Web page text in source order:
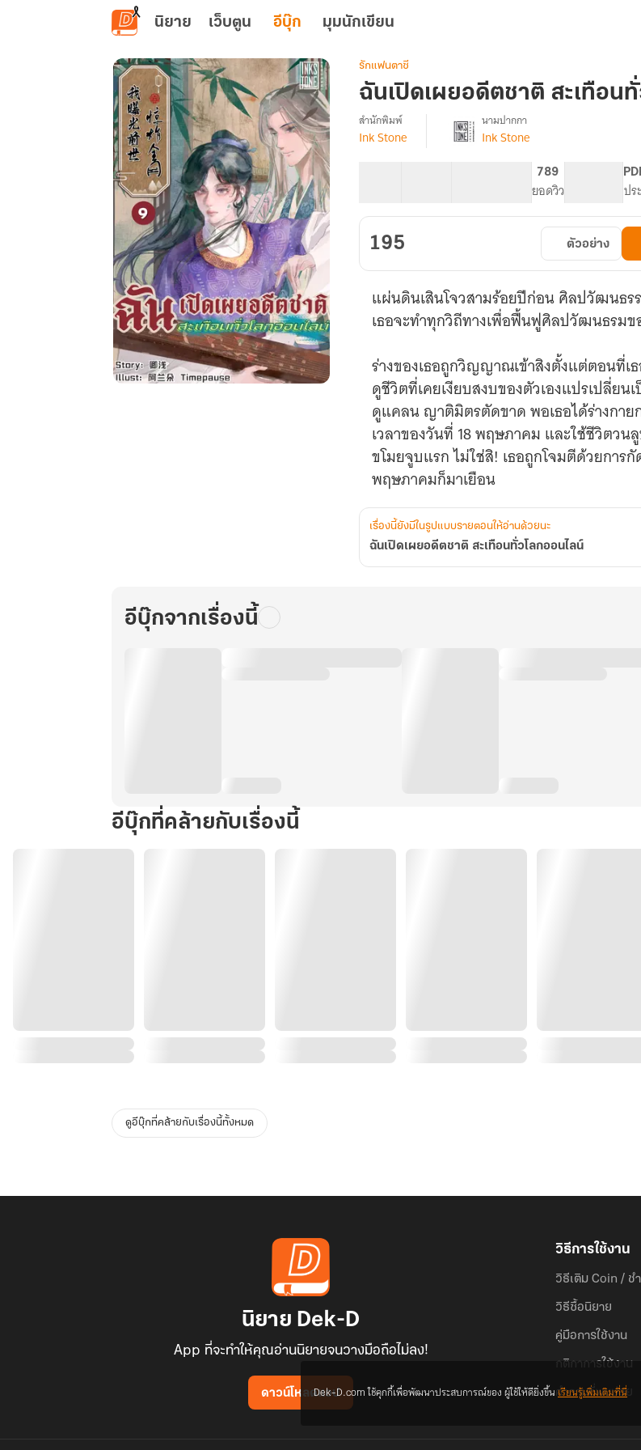
ข้ามไปยังเนื้อหาหลัก
นิยาย เว็บตูน อีบุ๊ก มุมนักเขียน
รักแฟนตาซี
ฉันเปิดเผยอดีตชาติ สะเทือน
เรื่อง
ชาติ
สะเทือน
ทั่ว
โลก
สำนักพิมพ์
Ink Stone
นามปากกา
Ink Stone
789
ยอดวิว ปร
195 ตัวอย่าง
แผ่นดินเสินโจวสามร้อยปีก่อน ศิลปวัฒนธ
เธอจะทำทุกวิถีทางเพื่อฟื้นฟูศิลปวัฒนธรมข
ร่างของเธอถูกวิญญาณเข้าสิงตั้งแต่ตอนที่เ
ดูชีวิตที่เคยเงียบสงบของตัวเองแปรเปลี่ย
ดูแคลน ญาติมิตรตัดขาด พอเธอได้ร่างกาย
เวลาของวันที่ 18 พฤษภาคม และใช้ชีวิตว
ขโมยจูบแรก ไม่ใช่สิ! เธอถูกโจมตีด้วยการ
พฤษภาคมก็มาเยือน
เรื่องนี้ยังมีในรูปแบบรายตอนให้อ่านด้วยนะ
ฉันเปิดเผยอดีตชาติ สะเทือนทั่วโลกออนไลน์
อีบุ๊กจากเรื่องนี้
อีบุ๊กที่คล้ายกับเรื่องนี้
ดูอีบุ๊กที่คล้ายกับเรื่องนี้ทั้งหมด
นิยาย Dek-D
App ที่จะทำให้คุณอ่านนิยายจนวางมือถือไม่ลง!
ดาวน์โหลดแอป
วิธีการใช้งาน
วิธีเติม Coin / ชำ
วิธีซื้อนิยาย
คู่มือการใช้งาน
กติกาการใช้งาน
คำถามที่พบบ่อย
Dek-D.com ใช้คุกกี้เพื่อพัฒนาประสบการณ์ของ ผู้ใช้ให้ดียิ่งขึ้นเรียนรู้เพิ่มเติมที่นี่